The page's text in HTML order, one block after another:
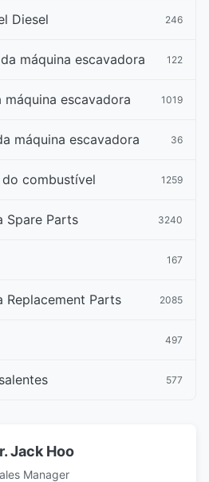
Diesel 246
máquina escavadora 122
escavadora 1019
máquina escavadora 36
combustível 1259
Spare Parts 3240
167
Replacement Parts 2085
497
577
Jack Hoo
Manager